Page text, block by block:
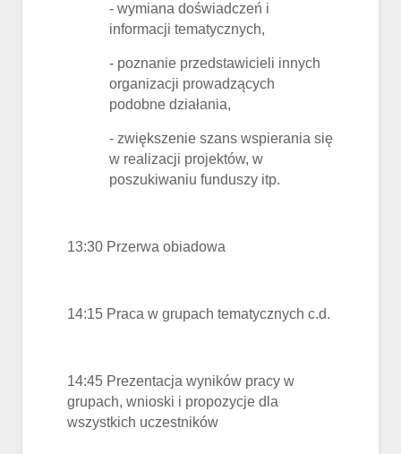
- wymiana doświadczeń i
informacji tematycznych,
- poznanie przedstawicieli innych
organizacji prowadzących
podobne działania,
- zwiększenie szans wspierania się
w realizacji projektów, w
poszukiwaniu funduszy itp.
13:30 Przerwa obiadowa
14:15 Praca w grupach tematycznych c.d.
14:45 Prezentacja wyników pracy w
grupach, wnioski i propozycje dla
wszystkich uczestników